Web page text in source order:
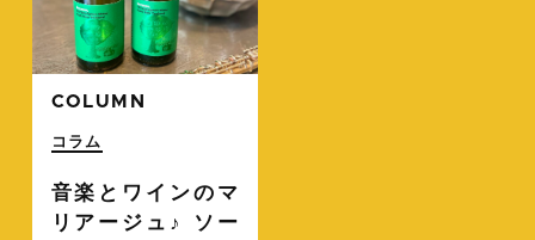
COLUMN
コラム
音楽とワインのマ
リアージュ♪ ソー